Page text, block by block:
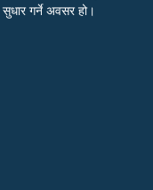
गर्ने अवसर हो।